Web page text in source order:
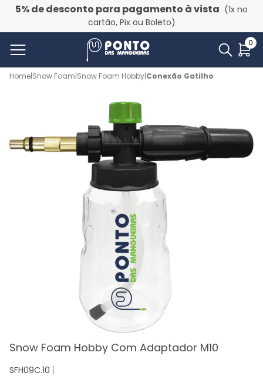
5% de desconto para pagamento à vista (1x no
cartão, Pix ou Boleto)
0
Home|Snow Foam|Snow Foam Hobby|Conexão Gatilho
Snow Foam Hobby Com Adaptador M10
SFH09C.10